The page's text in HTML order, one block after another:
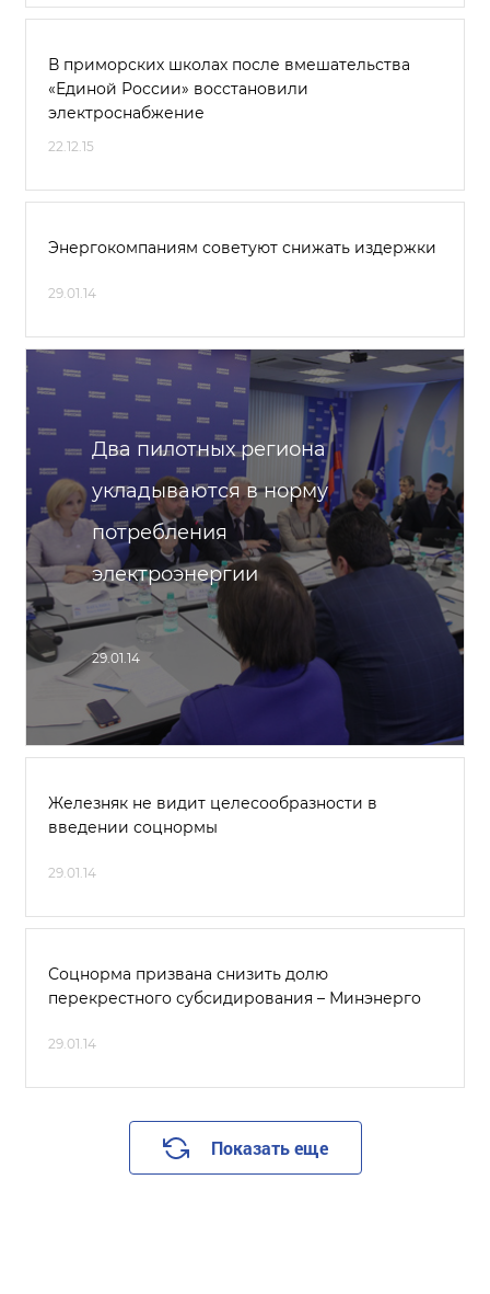
В приморских школах после вмешательства
«Единой России» восстановили
электроснабжение
22.12.15
Энергокомпаниям советуют снижать издержки
29.01.14
Два пилотных региона
укладываются в норму
потребления
электроэнергии
29.01.14
Железняк не видит целесообразности в
введении соцнормы
29.01.14
Соцнорма призвана снизить долю
перекрестного субсидирования – Минэнерго
29.01.14
Показать еще